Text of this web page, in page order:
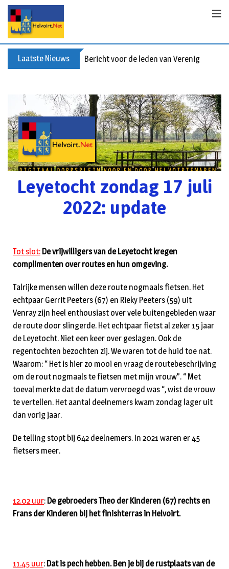
Laatste Nieuws Bericht voor de leden van Vereniging 55+
Leyetocht zondag 17 juli
2022: update
Tot slot: De vrijwilligers van de Leyetocht kregen
complimenten over routes en hun omgeving.
Talrijke mensen willen deze route nogmaals fietsen. Het
echtpaar Gerrit Peeters (67) en Rieky Peeters (59) uit
Venray zijn heel enthousiast over vele buitengebieden waar
de route door slingerde. Het echtpaar fietst al zeker 15 jaar
de Leyetocht. Niet een keer over geslagen. Ook de
regentochten bezochten zij. We waren tot de huid toe nat.
Waarom: “ Het is hier zo mooi en vraag de routebeschrijving
om de rout nogmaals te fietsen met mijn vrouw”. “ Met
toeval merkte dat de datum vervroegd was “, wist de vrouw
te vertellen. Het aantal deelnemers kwam zondag lager uit
dan vorig jaar.
De telling stopt bij 642 deelnemers. In 2021 waren er 45
fietsers meer.
12.02 uur: De gebroeders Theo der Kinderen (67) rechts en
Frans der Kinderen bij het finishterras in Helvoirt.
11.45 uur: Dat is pech hebben. Ben je bij de rustplaats van de